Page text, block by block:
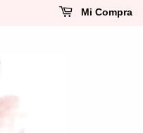
Mi Compra